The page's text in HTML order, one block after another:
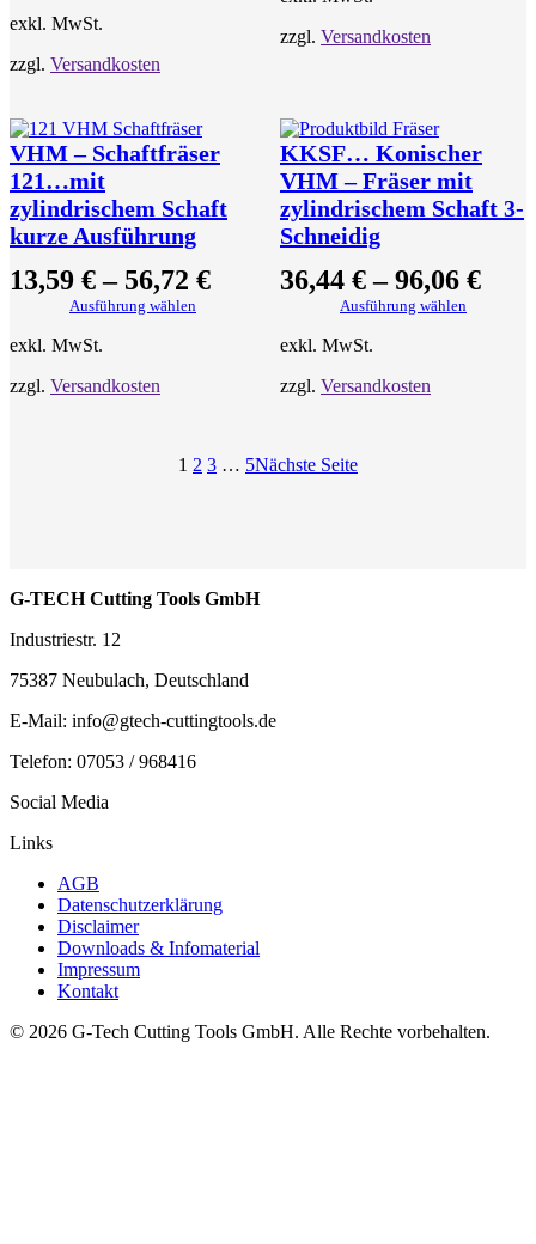
exkl. MwSt.
zzgl. Versandkosten
zzgl. Versandkosten
VHM – Schaftfräser
121…mit
zylindrischem Schaft
kurze Ausführung
13,59 €– 56,72 €
Ausführung wählen
exkl. MwSt.
zzgl. Versandkosten
KKSF… Konischer
VHM – Fräser mit
zylindrischem Schaft 3-
Schneidig
36,44 €–96,06 €
Ausführung wählen
exkl. MwSt.
zzgl. Versandkosten
1 2 3 … 5Nächste Seite
G-TECH Cutting Tools GmbH
Industriestr. 12
75387 Neubulach, Deutschland
E-Mail: info@gtech-cuttingtools.de
Telefon: 07053 / 968416
Social Media
Links
AGB
Datenschutzerklärung
Disclaimer
Downloads & Infomaterial
Impressum
Kontakt
© 2026 G-Tech Cutting Tools GmbH. Alle Rechte vorbehalten.